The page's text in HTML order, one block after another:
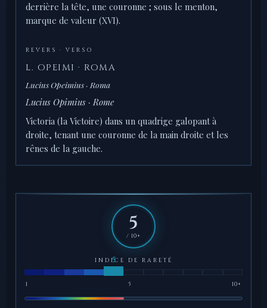
derrière la tête, une couronne ; sous le menton,
marque de valeur (XVI).
REVERS · VERSO
L. OPEIMI · ROMA
Lucius Opeimius · Roma
Lucius Opimius · Rome
Victoria (la Victoire) dans un quadrige galopant à
droite, tenant une couronne de la main droite et les
rênes de la gauche.
5
/ 10+
INDICE DE RARETÉ
1 5 10+